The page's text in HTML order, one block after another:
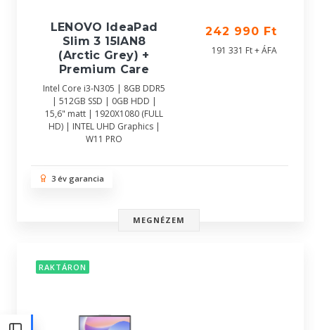
LENOVO IdeaPad
Slim 3 15IAN8
(Arctic Grey) +
Premium Care
Intel Core i3-N305 | 8GB DDR5
| 512GB SSD | 0GB HDD |
15,6" matt | 1920X1080 (FULL
HD) | INTEL UHD Graphics |
W11 PRO
242 990 Ft
191 331 Ft + ÁFA
3 év garancia
MEGNÉZEM
RAKTÁRON